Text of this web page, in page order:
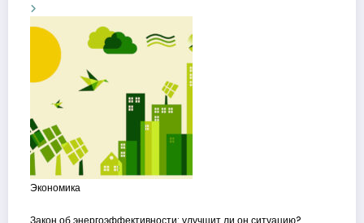
Экономика
Закон об энергоэффективности: улучшит ли он ситуацию?